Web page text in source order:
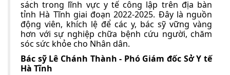
sách trong lĩnh vực y tế công lập trên địa bàn
tỉnh Hà Tĩnh giai đoạn 2022-2025. Đây là nguồn
động viên, khích lệ để các y, bác sỹ vững vàng
hơn với sự nghiệp chữa bệnh cứu người, chăm
sóc sức khỏe cho Nhân dân.
Bác sỹ Lê Chánh Thành - Phó Giám đốc Sở Y tế
Hà Tĩnh